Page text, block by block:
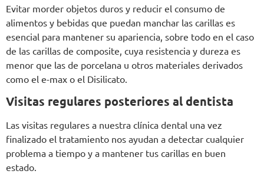
Evitar morder objetos duros y reducir el consumo de
alimentos y bebidas que puedan manchar las carillas es
esencial para mantener su apariencia, sobre todo en el caso
de las carillas de composite, cuya resistencia y dureza es
menor que las de porcelana u otros materiales derivados
como el e-max o el Disilicato.
Visitas regulares posteriores al dentista
Las visitas regulares a nuestra clínica dental una vez
finalizado el tratamiento nos ayudan a detectar cualquier
problema a tiempo y a mantener tus carillas en buen
estado.